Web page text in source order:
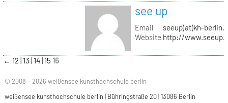
see up
Email
seeup(at)kh-
Website http://
← 12 13 14 15 16
© 2008 – 2026 weißensee kunsthochschule berlin
weißensee kunsthochschule berlin | Bühringstraße 20 | 13086 Berlin